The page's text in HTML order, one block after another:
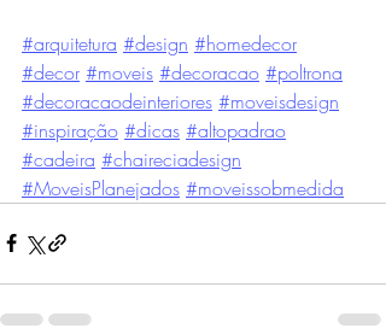
#arquitetura #design #homedecor
#decor #moveis #decoracao #poltrona
#decoracaodeinteriores #moveisdesign
#inspiração #dicas #altopadrao
#cadeira #chaireciadesign
#MoveisPlanejados #moveissobmedida